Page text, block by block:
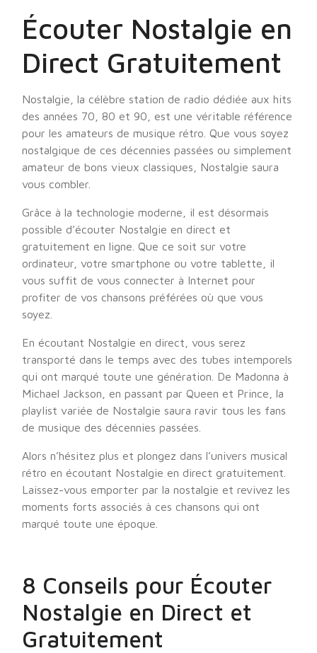
Écouter Nostalgie en
Direct Gratuitement
Nostalgie, la célèbre station de radio dédiée aux hits
des années 70, 80 et 90, est une véritable référence
pour les amateurs de musique rétro. Que vous soyez
nostalgique de ces décennies passées ou simplement
amateur de bons vieux classiques, Nostalgie saura
vous combler.
Grâce à la technologie moderne, il est désormais
possible d’écouter Nostalgie en direct et
gratuitement en ligne. Que ce soit sur votre
ordinateur, votre smartphone ou votre tablette, il
vous suffit de vous connecter à Internet pour
profiter de vos chansons préférées où que vous
soyez.
En écoutant Nostalgie en direct, vous serez
transporté dans le temps avec des tubes intemporels
qui ont marqué toute une génération. De Madonna à
Michael Jackson, en passant par Queen et Prince, la
playlist variée de Nostalgie saura ravir tous les fans
de musique des décennies passées.
Alors n’hésitez plus et plongez dans l’univers musical
rétro en écoutant Nostalgie en direct gratuitement.
Laissez-vous emporter par la nostalgie et revivez les
moments forts associés à ces chansons qui ont
marqué toute une époque.
8 Conseils pour Écouter
Nostalgie en Direct et
Gratuitement